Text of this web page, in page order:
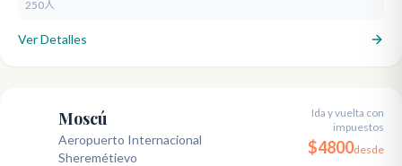
250人
Ver Detalles
Moscú
Aeropuerto Internacional
Sheremétievo
Ida y vuelta con
impuestos
$4800desde